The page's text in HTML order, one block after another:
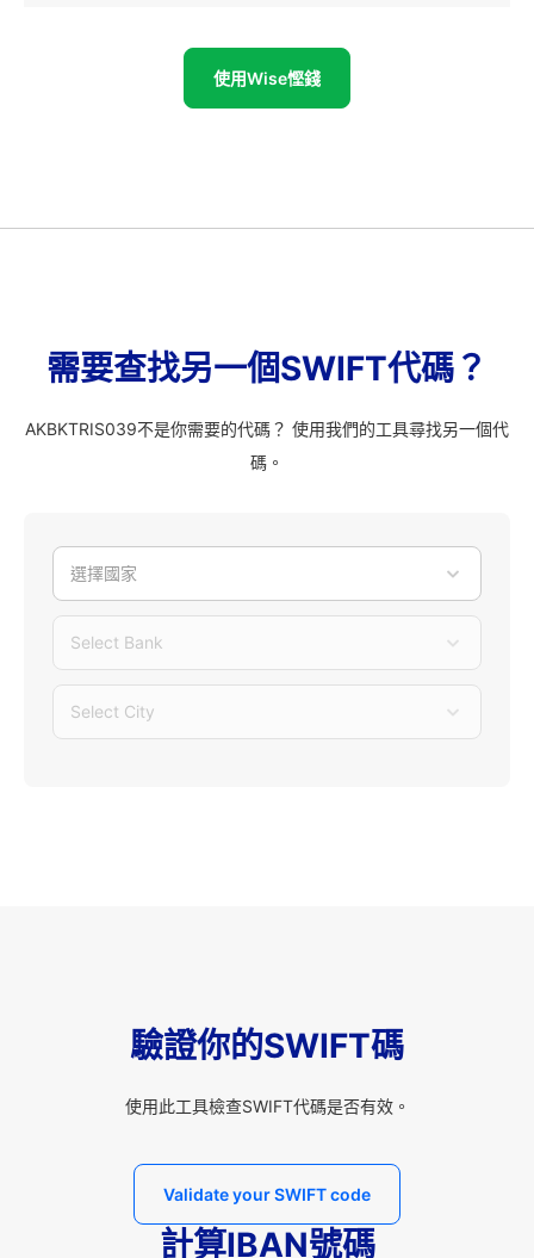
使用Wise慳錢
需要查找另一個SWIFT代碼？
AKBKTRIS039不是你需要的代碼？ 使用我們的工具尋找另一個代
碼。
選擇國家
Select Bank
Select City
驗證你的SWIFT碼
使用此工具檢查SWIFT代碼是否有效。
Validate your SWIFT code
計算IBAN號碼